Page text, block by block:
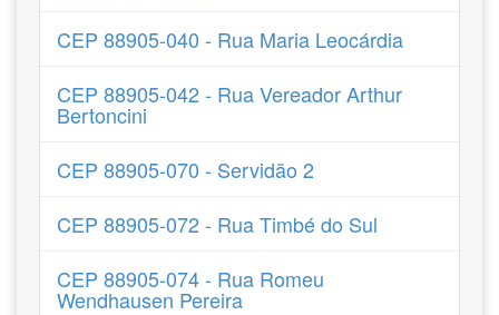
CEP 88905-040 - Rua Maria Leocárdia
CEP 88905-042 - Rua Vereador Arthur
Bertoncini
CEP 88905-070 - Servidão 2
CEP 88905-072 - Rua Timbé do Sul
CEP 88905-074 - Rua Romeu
Wendhausen Pereira